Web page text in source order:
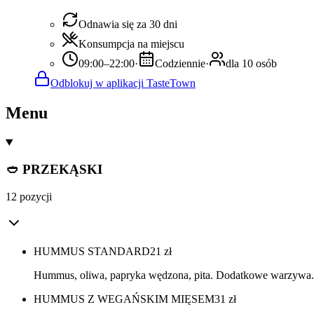
Odnawia się za 30 dni
Konsumpcja na miejscu
09:00–22:00· Codziennie·
dla 10 osób
Odblokuj w aplikacji TasteTown
Menu
🥙 PRZEKĄSKI
12 pozycji
HUMMUS STANDARD21 zł
Hummus, oliwa, papryka wędzona, pita. Dodatkowe
HUMMUS Z WEGAŃSKIM MIĘSEM31 zł